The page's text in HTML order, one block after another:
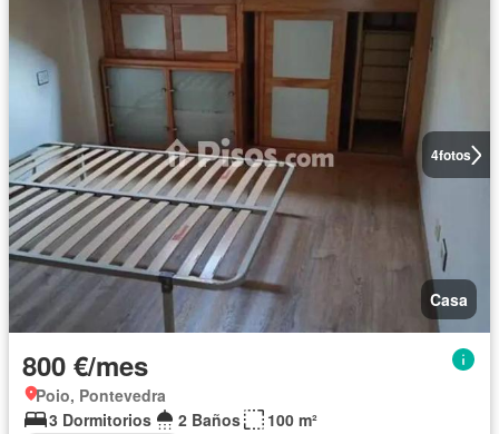
4fotos
Casa
800 €/mes
Poio, Pontevedra
3 Dormitorios
2 Baños
100 m²